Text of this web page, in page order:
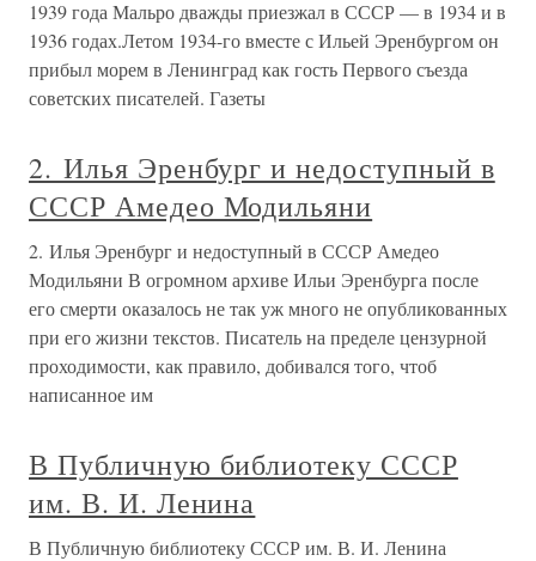
1939 года Мальро дважды приезжал в СССР — в 1934 и в
1936 годах.Летом 1934-го вместе с Ильей Эренбургом он
прибыл морем в Ленинград как гость Первого съезда
советских писателей. Газеты
2. Илья Эренбург и недоступный в
СССР Амедео Модильяни
2. Илья Эренбург и недоступный в СССР Амедео
Модильяни В огромном архиве Ильи Эренбурга после
его смерти оказалось не так уж много не опубликованных
при его жизни текстов. Писатель на пределе цензурной
проходимости, как правило, добивался того, чтоб
написанное им
В Публичную библиотеку СССР
им. В. И. Ленина
В Публичную библиотеку СССР им. В. И. Ленина